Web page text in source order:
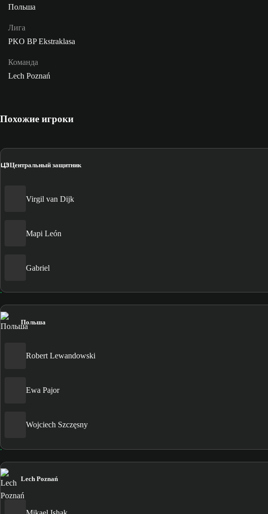
Польша
Лига
PKO BP Ekstraklasa
Команда
Lech Poznań
Похожие игроки
ЦЗЦентральный защитник
Virgil van Dijk
Mapi León
Gabriel
Польша
Robert Lewandowski
Ewa Pajor
Wojciech Szczęsny
Lech Poznań